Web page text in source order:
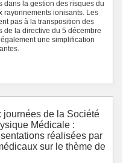
dans la gestion des risques du
rayonnements ionisants. Les
pas à la transposition des
de la directive du 5 décembre
une simplification
journées de la Société
Médicale :
réalisées par
sur le thème de